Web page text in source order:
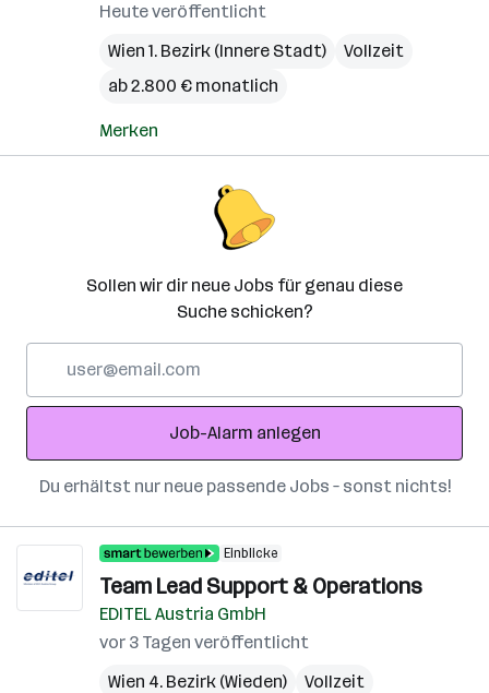
Heute veröffentlicht
Wien 1. Bezirk (Innere Stadt)
Vollzeit
ab 2.800 € monatlich
Merken
Sollen wir dir neue Jobs für genau diese
Suche schicken?
Adresse
Job-Alarm anlegen
Du erhältst nur neue passende Jobs – sonst nichts!
Einblicke
Team Lead Support & Operations
EDITEL Austria GmbH
vor 3 Tagen veröffentlicht
Wien 4. Bezirk (Wieden)
Vollzeit